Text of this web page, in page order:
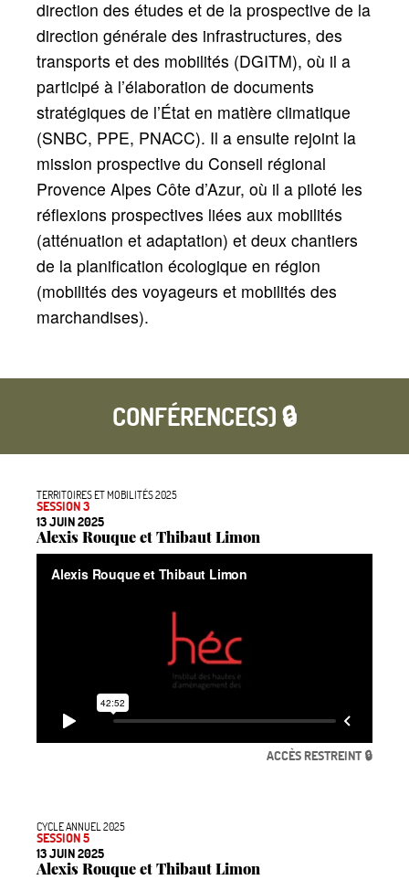
direction des études et de la prospective de la
direction générale des infrastructures, des
transports et des mobilités (DGITM), où il a
participé à l’élaboration de documents
stratégiques de l’État en matière climatique
(SNBC, PPE, PNACC). Il a ensuite rejoint la
mission prospective du Conseil régional
Provence Alpes Côte d’Azur, où il a piloté les
réflexions prospectives liées aux mobilités
(atténuation et adaptation) et deux chantiers
de la planification écologique en région
(mobilités des voyageurs et mobilités des
marchandises).
CONFÉRENCE(S) 🔒
TERRITOIRES ET MOBILITÉS 2025
SESSION 3
13 JUIN 2025
Alexis Rouque et Thibaut Limon
ACCÈS RESTREINT 🔒
CYCLE ANNUEL 2025
SESSION 5
13 JUIN 2025
Alexis Rouque et Thibaut Limon